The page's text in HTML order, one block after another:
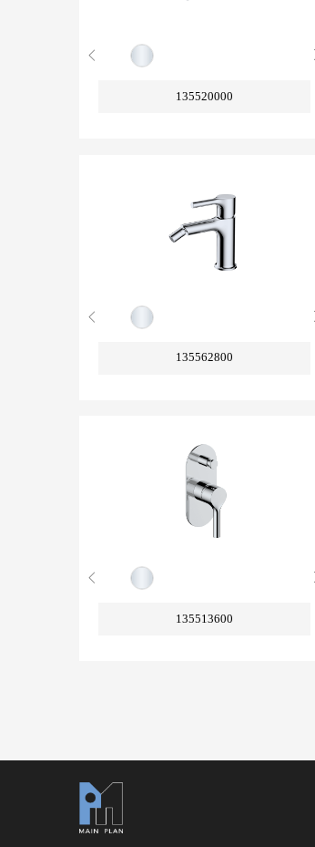
135520000
135562800
135513600